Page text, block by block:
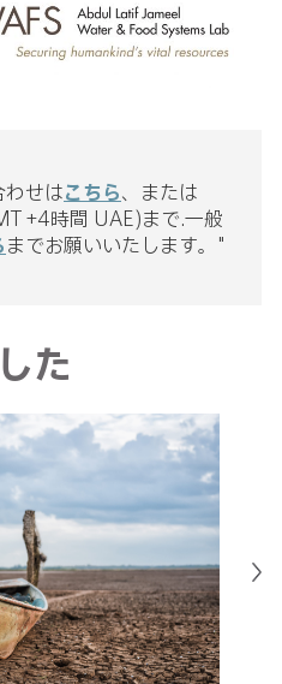
せはこちら、または
+4時間 UAE)まで.一般
までお願いいたします。"
た